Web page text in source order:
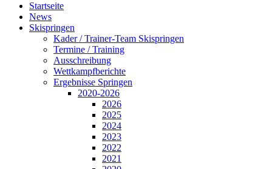
Startseite
News
Skispringen
Kader / Trainer-Team Skispringen
Termine / Training
Ausschreibung
Wettkampfberichte
Ergebnisse Springen
2020-2026
2026
2025
2024
2023
2022
2021